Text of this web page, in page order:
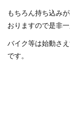
高額買取実績
格安！店頭販売商品
もちろん持ち込み
おりますので是非
バイク等は始動さ
です。